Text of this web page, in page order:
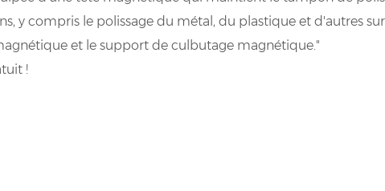
y compris le polissage du métal, du plastique et d'autres
et le support de culbutage magnétique."
!